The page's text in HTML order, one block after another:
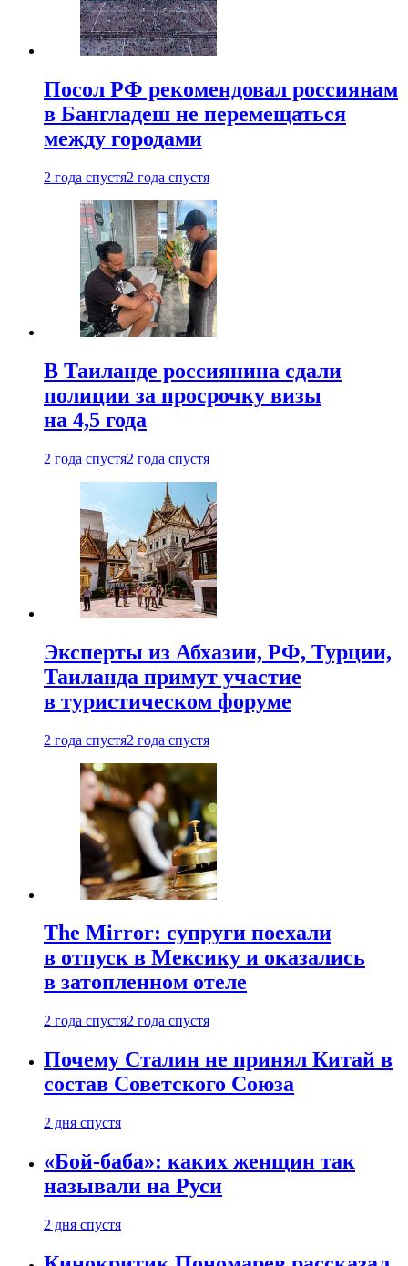
Посол РФ рекомендовал россиянам
в Бангладеш не перемещаться
между городами
2 года спустя2 года спустя
В Таиланде россиянина сдали
полиции за просрочку визы
на 4,5 года
2 года спустя2 года спустя
Эксперты из Абхазии, РФ, Турции,
Таиланда примут участие
в туристическом форуме
2 года спустя2 года спустя
The Mirror: супруги поехали
в отпуск в Мексику и оказались
в затопленном отеле
2 года спустя2 года спустя
Почему Сталин не принял Китай в
состав Советского Союза
2 дня спустя
«Бой-баба»: каких женщин так
называли на Руси
2 дня спустя